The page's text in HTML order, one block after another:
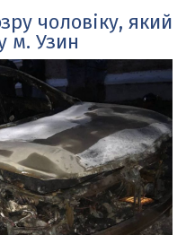
чоловіку, який
м. Узин